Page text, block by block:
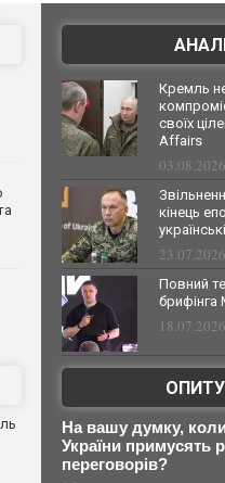
Кремль
своїх
Affairs
кінець
Повний
На вашу думку, коли
України примусять
переговорів?